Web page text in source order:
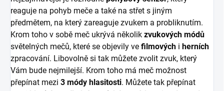
reaguje na pohyb meče a také na střet s jiným
předmětem, na který zareaguje zvukem a probliknutím.
Krom toho v sobě meč ukrývá několik zvukových módů
světelných mečů, které se objevily ve filmových i herních
zpracování. Libovolně si tak můžete zvolit zvuk, který
Vám bude nejmilejší. Krom toho má meč možnost
přepínat mezi 3 módy hlasitosti. Můžete tak přepínat